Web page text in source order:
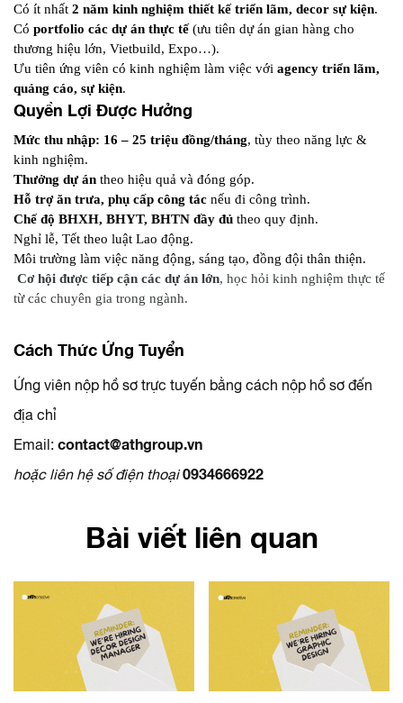
Có ít nhất 2 năm kinh nghiệm thiết kế triển lãm, decor sự kiện.
Có portfolio các dự án thực tế (ưu tiên dự án gian hàng cho
thương hiệu lớn, Vietbuild, Expo…).
Ưu tiên ứng viên có kinh nghiệm làm việc với agency triển lãm,
quảng cáo, sự kiện.
Quyền Lợi Được Hưởng
Mức thu nhập: 16 – 25 triệu đồng/tháng, tùy theo năng lực &
kinh nghiệm.
Thưởng dự án theo hiệu quả và đóng góp.
Hỗ trợ ăn trưa, phụ cấp công tác nếu đi công trình.
Chế độ BHXH, BHYT, BHTN đầy đủ theo quy định.
Nghỉ lễ, Tết theo luật Lao động.
Môi trường làm việc năng động, sáng tạo, đồng đội thân thiện.
Cơ hội được tiếp cận các dự án lớn, học hỏi kinh nghiệm thực tế
từ các chuyên gia trong ngành.
Cách Thức Ứng Tuyển
Ứng viên nộp hồ sơ trực tuyến bằng cách nộp hồ sơ đến
địa chỉ
Email:contact@athgroup.vn
hoặc liên hệ số điện thoại0934666922
Bài viết liên quan